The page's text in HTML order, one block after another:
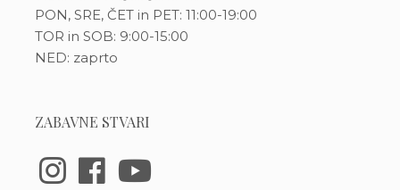
PON, SRE, ČET in PET: 11:00-19:00
TOR in SOB: 9:00-15:00
NED: zaprto
ZABAVNE STVARI